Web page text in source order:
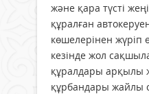
және қара түсті
құралған
көшелерінен жүріп
кезінде жол
құралдары арқылы
құрбандары жайлы